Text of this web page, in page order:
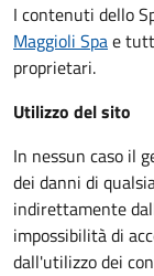
I contenuti dello
Maggioli Spae
proprietari.
Utilizzo del sito
In nessun caso il
dei danni di
indirettamente
impossibilità di
dall'utilizzo dei